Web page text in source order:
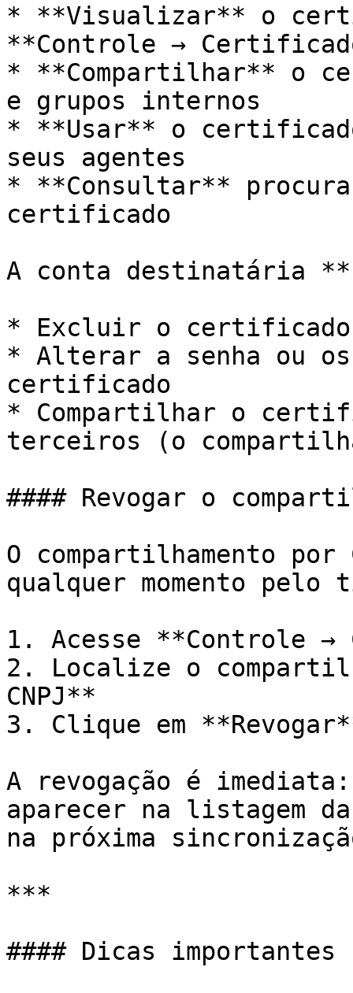
* **Visualizar** o
**Controle →
* **Compartilhar** o
e grupos internos
* **Usar** o
seus agentes
* **Consultar**
certificado
A conta destinatária
* Excluir o
* Alterar a senha ou
certificado
* Compartilhar o
terceiros (o
#### Revogar o
O compartilhamento por
qualquer momento
1. Acesse **Controle →
2. Localize o
CNPJ**
3. Clique em
A revogação é
aparecer na listagem
na próxima
***
#### Dicas importantes